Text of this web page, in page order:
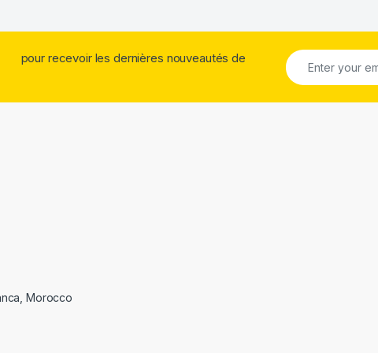
pour recevoir les dernières nouveautés de
Morocco